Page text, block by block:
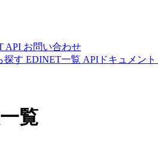
API お問い合わせ
探す EDINET一覧 APIドキュメント
覧